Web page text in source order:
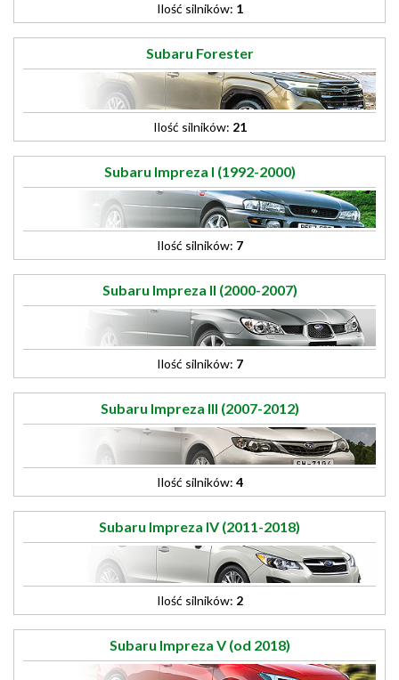
Ilość silników: 1
Subaru Forester
Ilość silników: 21
Subaru Impreza I (1992-2000)
Ilość silników: 7
Subaru Impreza II (2000-2007)
Ilość silników: 7
Subaru Impreza III (2007-2012)
Ilość silników: 4
Subaru Impreza IV (2011-2018)
Ilość silników: 2
Subaru Impreza V (od 2018)